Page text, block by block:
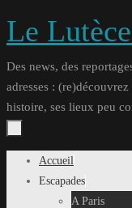
Le
Des news, des
adresses :
histoire, ses lieux peu
Passer
Accueil
Escapades
A Paris